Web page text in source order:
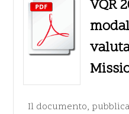
VQR
Il documento,